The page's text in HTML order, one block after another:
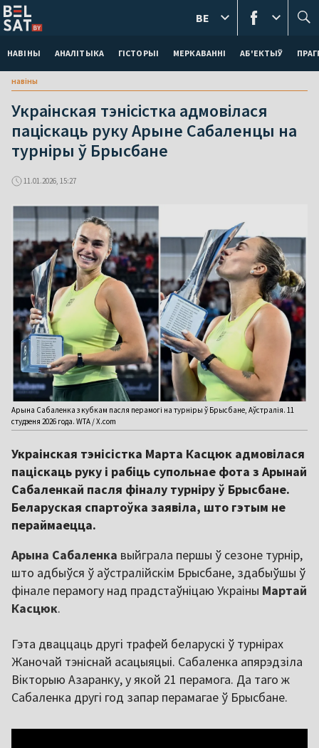
НАВІНЫ АНАЛІТЫКА ГІСТОРЫІ МЕРКАВАННI АБ'ЕКТЫЎ
BE
навіны
Украінская тэнісістка адмовілася
паціскаць руку Арыне Сабаленцы на
турніры ў Брысбане
11.01.2026, 15:27
Арына Сабаленка з кубкам пасля перамогі на турніры ў Брысбане, Аўстралія. 11
студзеня 2026 года. WTA / X.com
Украінская тэнісістка Марта Касцюк адмовілася
паціскаць руку і рабіць супольнае фота з Арынай
Сабаленкай пасля фіналу турніру ў Брысбане.
Беларуская спартоўка заявіла, што гэтым не
пераймаецца.
Арына Сабаленка выйграла першы ў сезоне турнір,
што адбыўся ў аўстралійскім Брысбане, здабыўшы ў
фінале перамогу над прадстаўніцаю Украіны Мартай
Касцюк.
Гэта дваццаць другі трафей беларускі ў турнірах
Жаночай тэніснай асацыяцыі. Сабаленка апярэдзіла
Вікторыю Азаранку, у якой 21 перамога. Да таго ж
Сабаленка другі год запар перамагае ў Брысбане.